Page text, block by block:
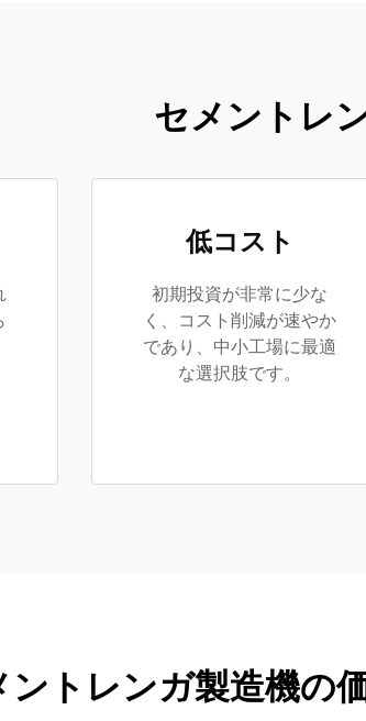
セメントレ
低コスト
初期投資が非常に少な
く、コスト削減が速やか
であり、中小工場に最適
な選択肢です。
ントレンガ製造機の